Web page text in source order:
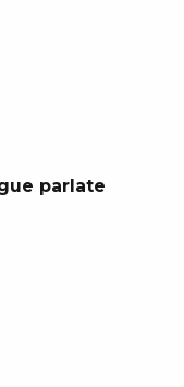
parlate
parlate